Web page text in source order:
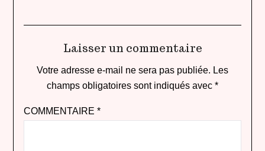
Laisser un commentaire
Votre adresse e-mail ne sera pas publiée. Les
champs obligatoires sont indiqués avec *
COMMENTAIRE *